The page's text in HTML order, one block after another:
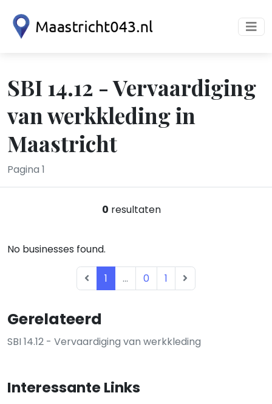
SBI 14.12 - Vervaardiging
van werkkleding in
Maastricht
Pagina 1
Gerelateerd
SBI 14.12 - Vervaardiging van werkkleding
Interessante Links
0 resultaten
No businesses found.
1 ... 0 1